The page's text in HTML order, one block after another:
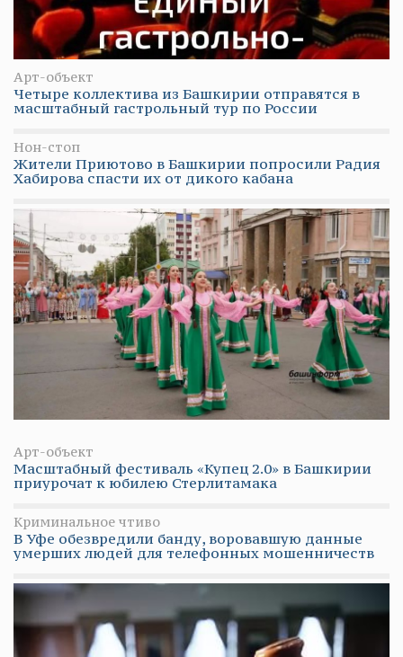
Арт-объект
Четыре коллектива из Башкирии отправятся в
масштабный гастрольный тур по России
Нон-стоп
Жители Приютово в Башкирии попросили Радия
Хабирова спасти их от дикого кабана
Арт-объект
Масштабный фестиваль «Купец 2.0» в Башкирии
приурочат к юбилею Стерлитамака
Криминальное чтиво
В Уфе обезвредили банду, воровавшую данные
умерших людей для телефонных мошенничеств